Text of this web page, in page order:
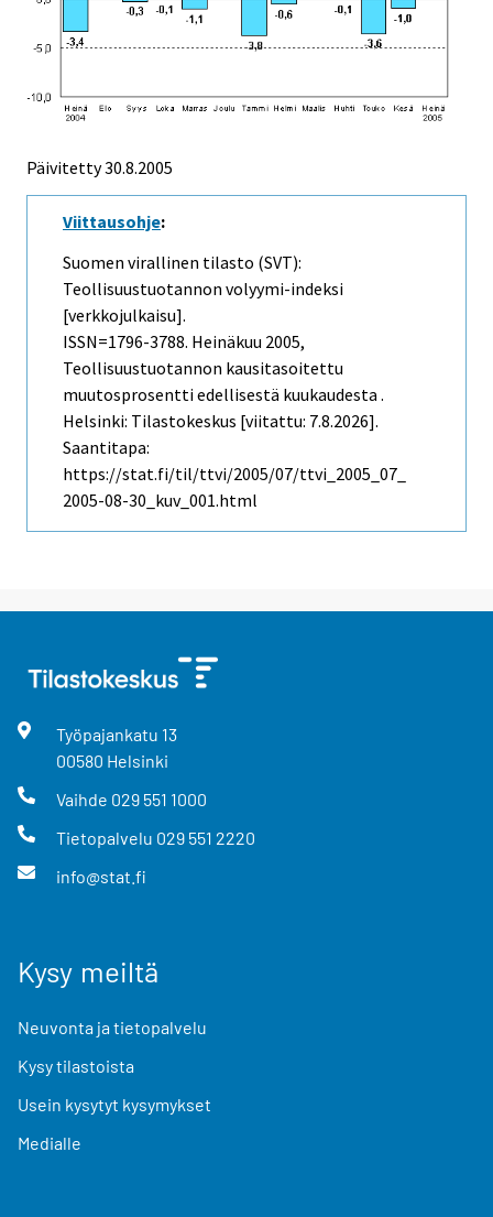
Päivitetty30.8.2005
Viittausohje:
Suomen virallinen tilasto (SVT):
Teollisuustuotannon volyymi-indeksi
[verkkojulkaisu].
ISSN=1796-3788. Heinäkuu 2005,
Teollisuustuotannon kausitasoitettu
muutosprosentti edellisestä kuukaudesta .
Helsinki: Tilastokeskus [viitattu: 7.8.2026].
Saantitapa:
https://stat.fi/til/ttvi/2005/07/ttvi_2005_07_
2005-08-30_kuv_001.html
Työpajankatu 13
00580 Helsinki
Vaihde 029 551 1000
Tietopalvelu 029 551 2220
info@stat.fi
Kysy meiltä
Neuvonta ja tietopalvelu
Kysy tilastoista
Usein kysytyt kysymykset
Medialle